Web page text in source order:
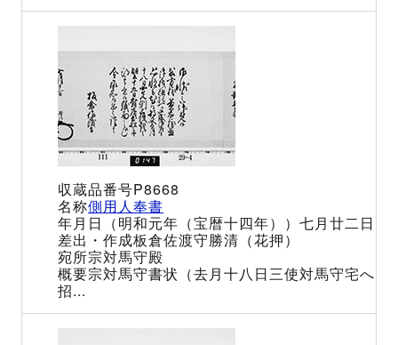
P8668
側用人奉書
（明和元年（宝暦十四年））七月廿二日
板倉佐渡守勝清（花押）
宗対馬守殿
宗対馬守書状（去月十八日三使対馬守宅へ
招...